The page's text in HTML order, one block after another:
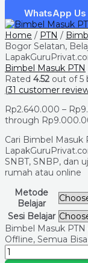
WhatsApp Us
Home / PTN /
Bogor Selatan,
Bimbel Masuk PTN
Rated 4.52 out of 5
(31 customer
Rp2.640.000 – Rp
through
Cari Bimbel Masuk
SNBT, SNBP, dan
rumah atau online
Metode
Belajar
Sesi Belajar
Bimbel Masuk
Offline, Semua